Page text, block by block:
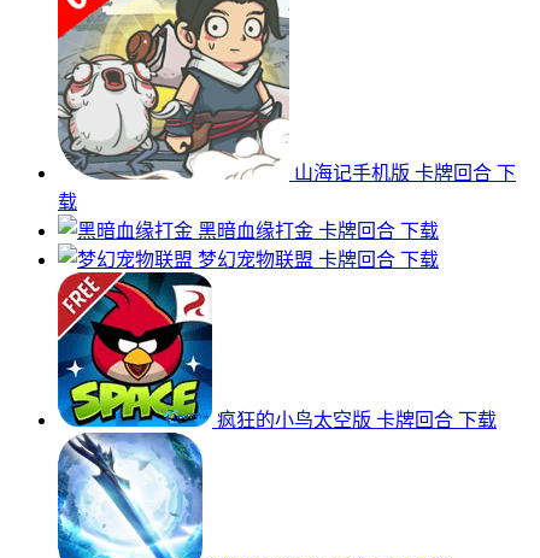
山海记手机版 卡牌回合 下
载
黑暗血缘打金 卡牌回合 下载
梦幻宠物联盟 卡牌回合 下载
疯狂的小鸟太空版 卡牌回合 下载